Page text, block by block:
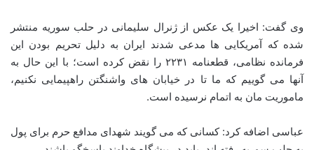
وی گفت: اخیرا یک عکس از ژنرال سلیمانی در حلب سوریه منتشر
شده که آمریکایی ها مدعی شدند ایران به دلیل تحریم بودن این
فرمانده نظامی، قطعنامه ۲۲۳۱ را نقض کرده است؛ با این حال به
آنها می گوییم که ما تا در خیابان های واشنگتن راهپیمایی نکنیم،
ماموریت مان به اتمام نرسیده است.
عباسی اضافه کرد: کسانی که می گویند شهدای مدافع حرم برای پول